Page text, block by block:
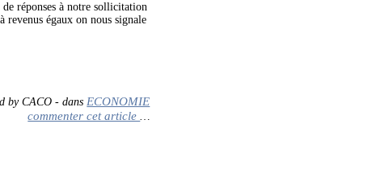
réponses à notre sollicitation
égaux on nous signale
by CACO - dansECONOMIE
commenter cet article …